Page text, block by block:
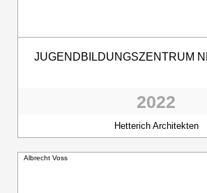
JUGENDBILDUNGSZENTRUM
2022
Hetterich Architekten
Albrecht Voss